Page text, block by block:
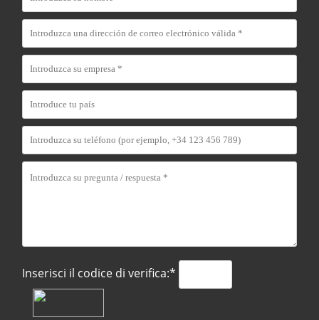
Inserisci il codice di verifica:*